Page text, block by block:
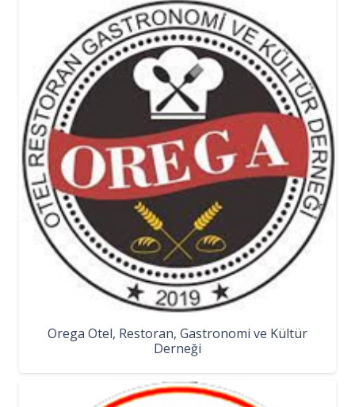
Orega Otel, Restoran, Gastronomi ve Kültür
Derneği